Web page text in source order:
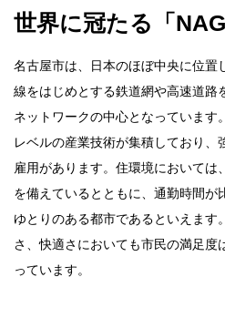
世界に冠たる「
名古屋市は、日本のほぼ中央に位置
線をはじめとする鉄道網や高速道路
ネットワークの中心となっています
レベルの産業技術が集積しており、
雇用があります。住環境においては
を備えているとともに、通勤時間が
ゆとりのある都市であるといえます
さ、快適さにおいても市民の満足度
っています。